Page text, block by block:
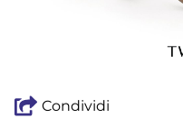
Condividi